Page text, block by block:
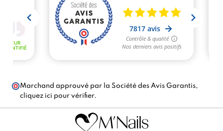
Marchand approuvé par la Société des Avis Garantis,
cliquez ici pour vérifier.